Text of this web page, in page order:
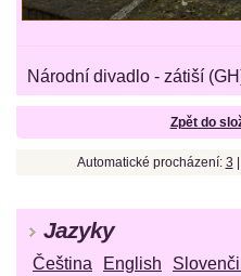
Národní divadlo - zátiší
Zpět do
Automatické procházení: 3
Jazyky
Čeština English